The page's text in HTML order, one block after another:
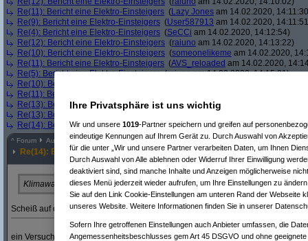
Re(11): Bericht eine Elektro-Einsteigers (Lazy Jones am 14.02.2020,
Re(9): Bericht eine Elektro-Einsteigers (User587913 am 14.02.2020,
Re(4): Bericht eine Elektro-Einsteigers (SeCCi am 14.02.2020, 14:12:54)
Re(12): Bericht eine Elektro-Einsteigers (raiuno am 14.02.2020, 14:13:22)
Re(10): Bericht eine Elektro-Einsteigers (someonelikeme am 14.02.2020,
Re(11): Bericht eine Elektro-Einsteigers (AVS_reloaded am 14.02.2020,
Re(5): Bericht eine Elektro-Einsteigers(raiunoam 14.02.2020, 14:15:01)
Re(10): Bericht eine Elektro-Einsteigers
Re(11): Bericht eine Elektro-Einsteigers
Re(13): Bericht eine Elektro-Einsteigers (Lazy Jonesam 14.02.2020,
Re(13): Bericht eine Elektro-Einsteigers
Re(14): Bericht eine Elektro-Einsteigers
(AVS_reloadedam 14.02.2020,
^ Forum Auto & Motorrad #8002320
Re(14): Bericht eine Elektro-Einsteigers
Klimawahn
Scheiß auf die Pinguine, die kann man eh nicht fressen.
ein Versuch!
Ihre Privatsphäre ist uns wichtig
Wir und unsere 1019-Partner speichern und greifen auf
eindeutige Kennungen auf Ihrem Gerät zu. Durch Auswahl von
für die unter „Wir und unsere Partner verarbeiten Daten, um Ihnen
Durch Auswahl von Alle ablehnen oder Widerruf Ihrer Einwilligung
deaktiviert sind, sind manche Inhalte und Anzeigen möglicherweise
dieses Menü jederzeit wieder aufrufen, um Ihre Einstellungen zu
Sie auf den Link Cookie-Einstellungen am unteren Rand der Webseite
unseres Website. Weitere Informationen finden Sie in unserer
Sofern Ihre getroffenen Einstellungen auch Anbieter umfassen, die
Angemessenheitsbeschlusses gem Art 45 DSGVO und ohne